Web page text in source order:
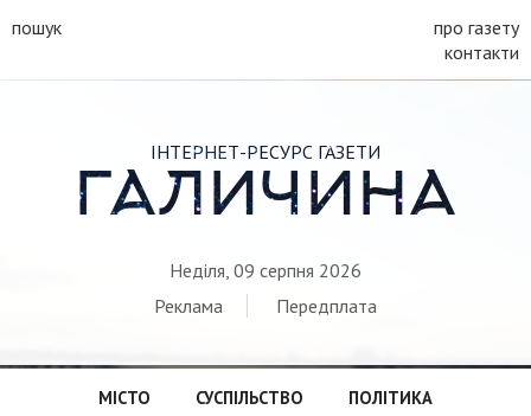
пошук
про газету
контакти
ІНТЕРНЕТ-РЕСУРС ГАЗЕТИ
ГАЛИЧИНА
Неділя, 09 серпня 2026
Реклама
Передплата
МІСТО СУСПІЛЬСТВО
ПОЛІТИКА